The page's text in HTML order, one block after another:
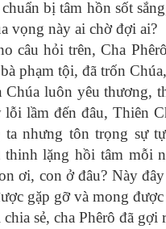
bị tâm hồn sốt
vọng này ai chờ đợi ai?
câu hỏi trên, Cha
phạm tội, đã trốn
Chúa luôn yêu thương,
lỗi lầm đến đâu, Thiên
ta nhưng tôn trọng sự
thinh lặng hồi tâm mỗi
ơi, con ở đâu? Này
gặp gỡ và mong
sẻ, cha Phêrô đã